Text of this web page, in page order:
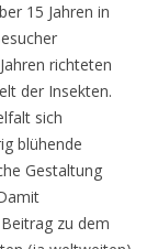
15 Jahren in
richteten
der Insekten.
sich
blühende
Gestaltung
zu dem